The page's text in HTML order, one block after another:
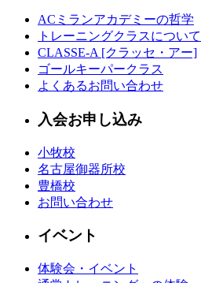
ACミランアカデミーの哲学
トレーニングクラスについて
CLASSE-A [クラッセ・アー]
ゴールキーパークラス
よくあるお問い合わせ
入会お申し込み
小牧校
名古屋御器所校
豊橋校
お問い合わせ
イベント
体験会・イベント